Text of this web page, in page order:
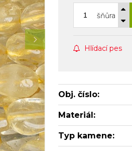
šňůra
Hlídací pes
Obj. číslo:
Materiál:
Typ kamene: